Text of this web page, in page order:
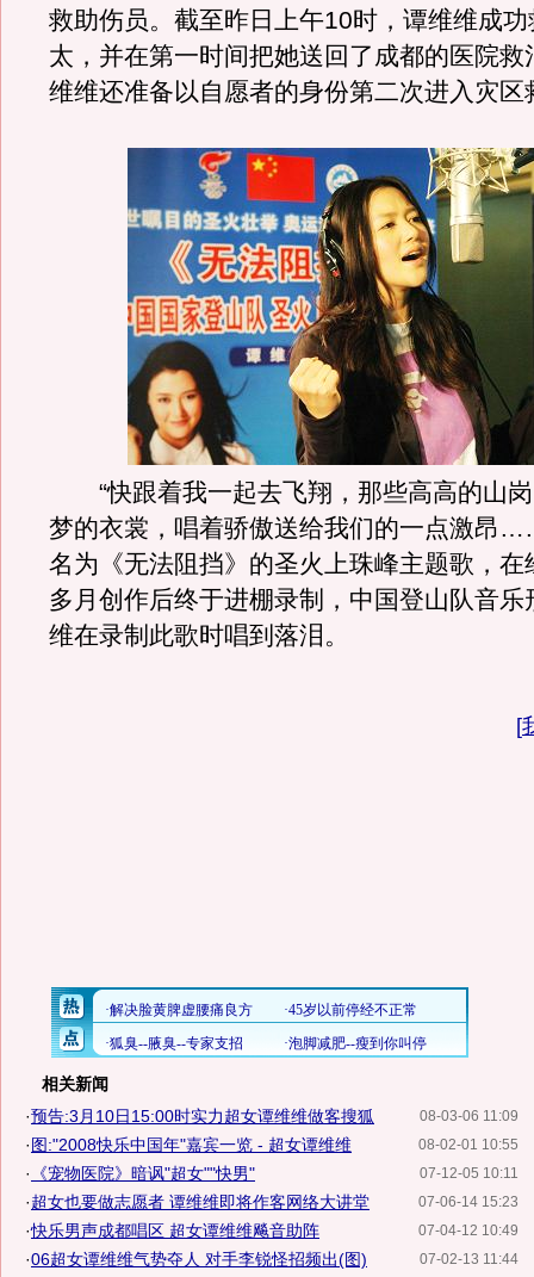
救助伤员。截至昨日上午10时，谭维维成
太，并在第一时间把她送回了成都的医院救
维维还准备以自愿者的身份第二次进入灾区
“快跟着我一起去飞翔，那些高高的山岗
梦的衣裳，唱着骄傲送给我们的一点激昂
名为《无法阻挡》的圣火上珠峰主题歌，在
多月创作后终于进棚录制，中国登山队音乐
维在录制此歌时唱到落泪。
[
相关新闻
08-03-06 11:09
·预告:3月10日15:00时实力超女谭维维做客搜狐
08-02-01 10:55
·图:"2008快乐中国年"嘉宾一览 - 超女谭维维
07-12-05 10:11
· 《宠物医院》暗讽"超女""快男"
07-06-14 15:23
·超女也要做志愿者 谭维维即将作客网络大讲堂
07-04-12 10:49
·快乐男声成都唱区 超女谭维维飚音助阵
07-02-13 11:44
·06超女谭维维气势夺人 对手李锐怪招频出(图)